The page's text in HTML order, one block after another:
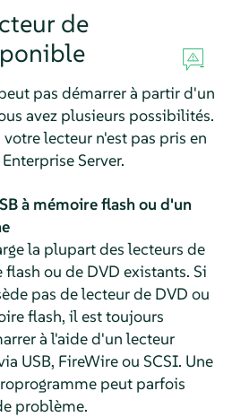
de
pas démarrer à partir d'un
avez plusieurs possibilités.
lecteur n'est pas pris en
Server.
à mémoire flash ou d'un
la plupart des lecteurs de
flash ou de DVD existants. Si
pas de lecteur de DVD ou
flash, il est toujours
à l'aide d'un lecteur
USB, FireWire ou SCSI. Une
peut parfois
problème.